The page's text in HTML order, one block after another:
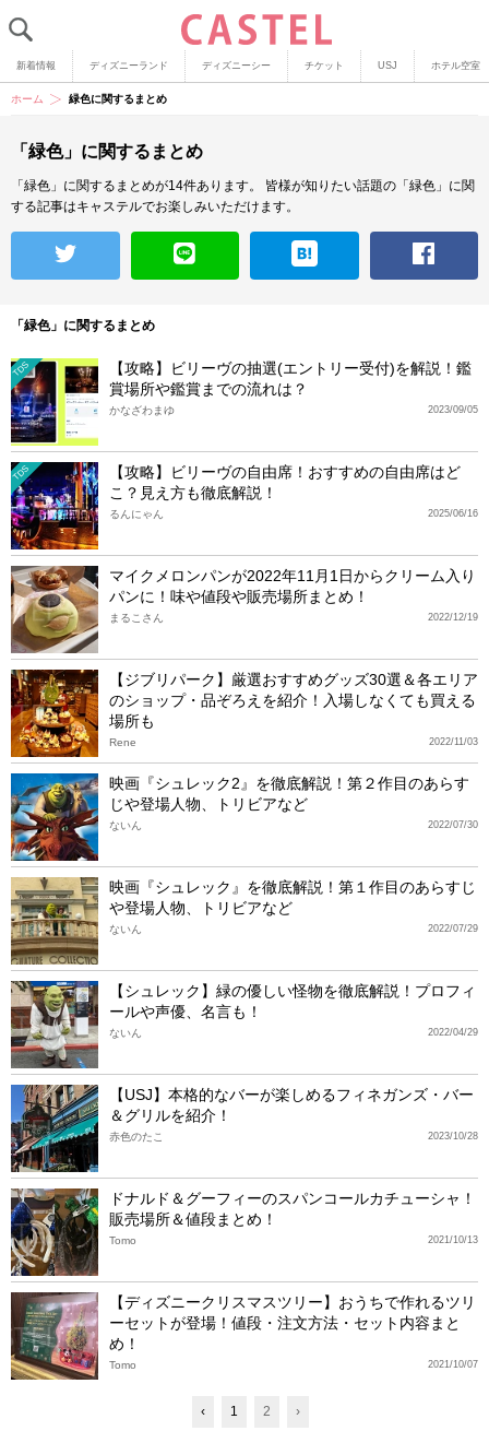
新着情報 ディズニーランド ディズニーシー チケット USJ ホテル空室
ホーム 緑色に関するまとめ
「緑色」に関するまとめ
「緑色」に関するまとめが14件あります。
皆様が知りたい話題の「緑色」に関
する記事はキャステルでお楽しみいただけます。
「緑色」に関するまとめ
TDS
【攻略】ビリーヴの抽選(エントリー受付)を解説！鑑
賞場所や鑑賞までの流れは？
2023/09/05
かなざわまゆ
TDS
【攻略】ビリーヴの自由席！おすすめの自由席はど
こ？見え方も徹底解説！
2025/06/16
るんにゃん
マイクメロンパンが2022年11月1日からクリーム入り
パンに！味や値段や販売場所まとめ！
2022/12/19
まるこさん
【ジブリパーク】厳選おすすめグッズ30選＆各エリア
のショップ・品ぞろえを紹介！入場しなくても買える
場所も
2022/11/03
Rene
映画『シュレック2』を徹底解説！第２作目のあらす
じや登場人物、トリビアなど
2022/07/30
ないん
映画『シュレック』を徹底解説！第１作目のあらすじ
や登場人物、トリビアなど
2022/07/29
ないん
【シュレック】緑の優しい怪物を徹底解説！プロフィ
ールや声優、名言も！
2022/04/29
ないん
【USJ】本格的なバーが楽しめるフィネガンズ・バー
＆グリルを紹介！
2023/10/28
赤色のたこ
ドナルド＆グーフィーのスパンコールカチューシャ！
販売場所＆値段まとめ！
2021/10/13
Tomo
【ディズニークリスマスツリー】おうちで作れるツリ
ーセットが登場！値段・注文方法・セット内容まと
め！
2021/10/07
Tomo
‹ 1 2 ›